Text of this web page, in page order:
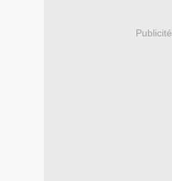
Publicité